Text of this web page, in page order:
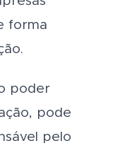
forma
poder
pode
pelo